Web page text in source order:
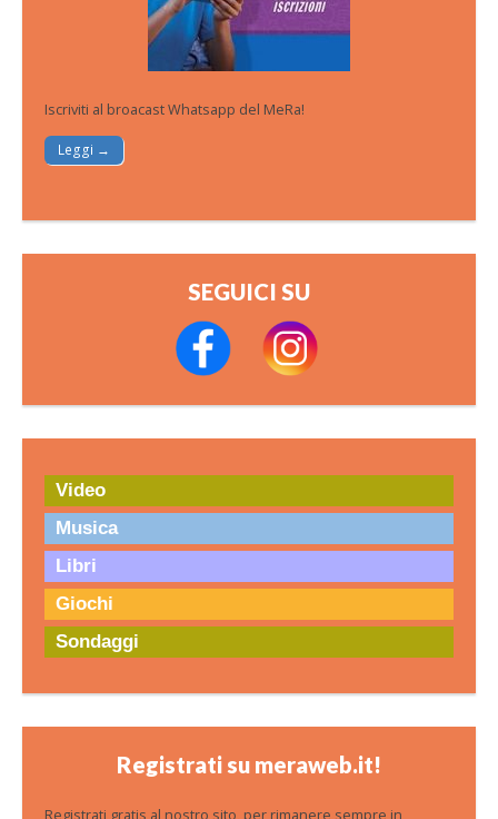
Iscriviti al broacast Whatsapp del MeRa!
Leggi →
SEGUICI SU
Video
Musica
Libri
Giochi
Sondaggi
Registrati su meraweb.it!